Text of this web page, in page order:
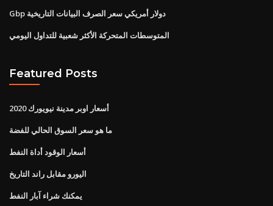
Gbp دولار أمريكي سعر الصرف البيانات التاريخية
المتوسطات المتحركة الأكثر شعبية للتداول اليومي
Featured Posts
أسعار اوبر مدينة نيويورك 2020
ما هو سعر السوق الحالي للفضة
أسعار الوقود أداة النفط
اليورو مقابل راند التاريخ
يمكنك شراء آبار النفط